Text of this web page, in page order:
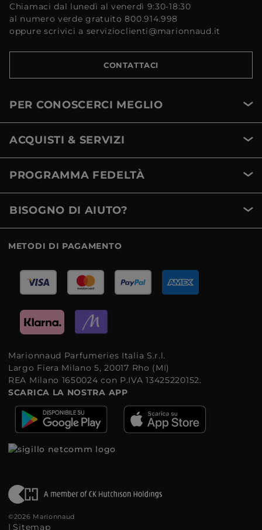
Chiamaci dal lunedì al venerdì 9:30-18:30
al numero verde gratuito 800.914.998
oppure scrivici a servizioclienti@marionnaud.it
CONTATTACI
PER CONOSCERCI MEGLIO
ACQUISTI & SERVIZI
PROGRAMMA FEDELTÀ
BISOGNO DI AIUTO?
METODI DI PAGAMENTO
Marionnaud Parfumeries Italia S.r.l.
Largo Fiera Milano 5, 20017 Rho (MI)
REA Milano 1650024 con P.IVA 13425220152.
SCARICA LA NOSTRA APP
©2026 Marionnaud
| Sitemap